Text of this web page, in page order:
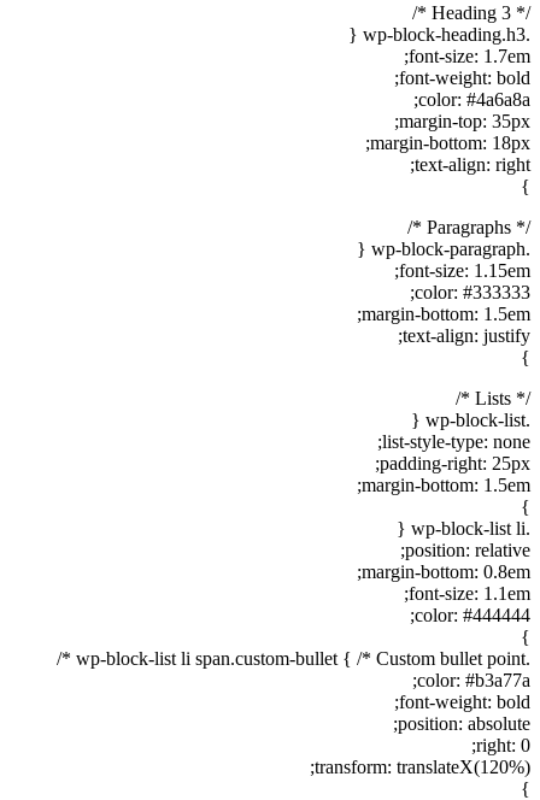
/* Heading 3 */
.wp-block-heading.h3 {
font-size: 1.7em;
font-weight: bold;
color: #4a6a8a;
margin-top: 35px;
margin-bottom: 18px;
text-align: right;
}
/* Paragraphs */
.wp-block-paragraph {
font-size: 1.15em;
color: #333333;
margin-bottom: 1.5em;
text-align: justify;
}
/* Lists */
.wp-block-list {
list-style-type: none;
padding-right: 25px;
margin-bottom: 1.5em;
}
.wp-block-list li {
position: relative;
margin-bottom: 0.8em;
font-size: 1.1em;
color: #444444;
}
.wp-block-list li span.custom-bullet { /* Custom bullet point */
color: #b3a77a;
font-weight: bold;
position: absolute;
right: 0;
transform: translateX(120%);
}